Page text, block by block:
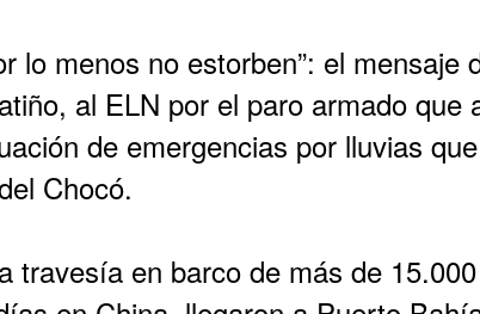
lo menos no estorben”: el mensaje
al ELN por el paro armado que
de emergencias por lluvias
Chocó.
travesía en barco de más de